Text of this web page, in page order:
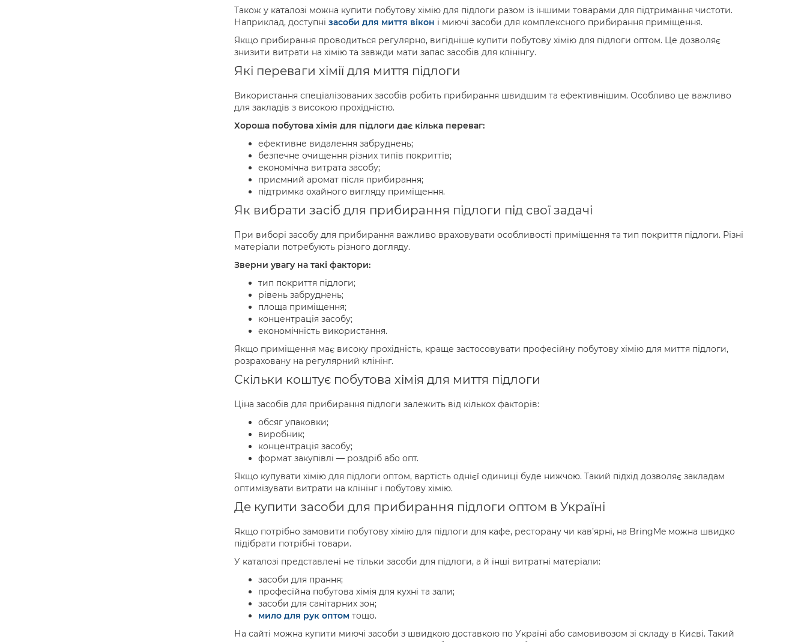
Також у каталозі можна купити побутову хімію для підлоги разом із іншими товарами для підтримання чистоти.
Наприклад, доступні засоби для миття вікон і миючі засоби для комплексного прибирання приміщення.
Якщо прибирання проводиться регулярно, вигідніше купити побутову хімію для підлоги оптом. Це дозволяє
знизити витрати на хімію та завжди мати запас засобів для клінінгу.
Які переваги хімії для миття підлоги
Використання спеціалізованих засобів робить прибирання швидшим та ефективнішим. Особливо це важливо
для закладів з високою прохідністю.
Хороша побутова хімія для підлоги дає кілька переваг:
ефективне видалення забруднень;
безпечне очищення різних типів покриттів;
економічна витрата засобу;
приємний аромат після прибирання;
підтримка охайного вигляду приміщення.
Як вибрати засіб для прибирання підлоги під свої задачі
При виборі засобу для прибирання важливо враховувати особливості приміщення та тип покриття підлоги. Різні
матеріали потребують різного догляду.
Зверни увагу на такі фактори:
тип покриття підлоги;
рівень забруднень;
площа приміщення;
концентрація засобу;
економічність використання.
Якщо приміщення має високу прохідність, краще застосовувати професійну побутову хімію для миття підлоги,
розраховану на регулярний клінінг.
Скільки коштує побутова хімія для миття підлоги
Ціна засобів для прибирання підлоги залежить від кількох факторів:
обсяг упаковки;
виробник;
концентрація засобу;
формат закупівлі — роздріб або опт.
Якщо купувати хімію для підлоги оптом, вартість однієї одиниці буде нижчою. Такий підхід дозволяє закладам
оптимізувати витрати на клінінг і побутову хімію.
Де купити засоби для прибирання підлоги оптом в Україні
Якщо потрібно замовити побутову хімію для підлоги для кафе, ресторану чи кав’ярні, на BringMe можна швидко
підібрати потрібні товари.
У каталозі представлені не тільки засоби для підлоги, а й інші витратні матеріали:
засоби для прання;
професійна побутова хімія для кухні та зали;
засоби для санітарних зон;
мило для рук оптомтощо.
На сайті можна купити миючі засоби з швидкою доставкою по Україні або самовивозом зі складу в Києві. Такий